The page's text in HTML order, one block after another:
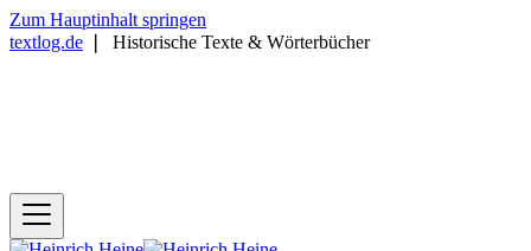
Zum Hauptinhalt springen
textlog.de
Historische Texte & Wörterbücher